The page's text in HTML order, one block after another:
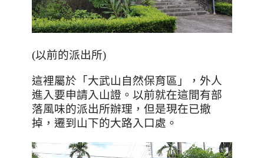
(以前的派出所)
這裡屬於「大武山自然保育區」，外人
進入要申請入山證。以前就在這間有部
落風味的派出所辦理，但是現在已撤
掉，遷到山下的大路入口處。